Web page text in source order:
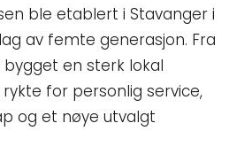
ble etablert i Stavanger i
av femte generasjon. Fra
bygget en sterk lokal
for personlig service,
og et nøye utvalgt